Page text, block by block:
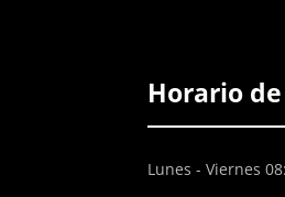
Horario
Lunes - Viernes